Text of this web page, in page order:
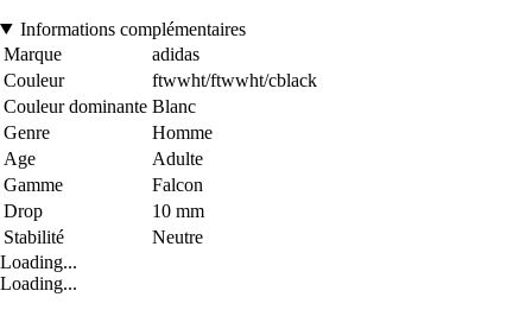
Informations complémentaires
Marque
adidas
Couleur
ftwwht/ftwwht/cblack
Couleur dominante Blanc
Genre
Homme
Age
Adulte
Gamme
Falcon
Drop
10 mm
Stabilité
Neutre
Loading...
Loading...